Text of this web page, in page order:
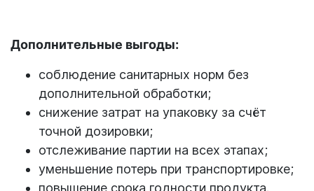
Дополнительные выгоды:
соблюдение санитарных норм без
дополнительной обработки;
снижение затрат на упаковку за счёт
точной дозировки;
отслеживание партии на всех этапах;
уменьшение потерь при транспортировке;
повышение срока годности продукта.